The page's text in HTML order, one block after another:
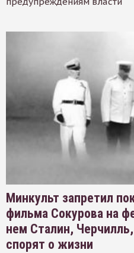
Минкульт запретил
фильма Сокурова на
нем Сталин,
спорят о жизни